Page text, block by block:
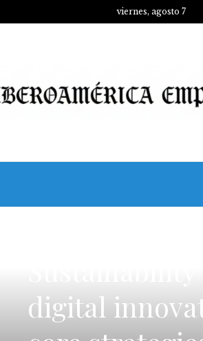
viernes, agosto 7
digital